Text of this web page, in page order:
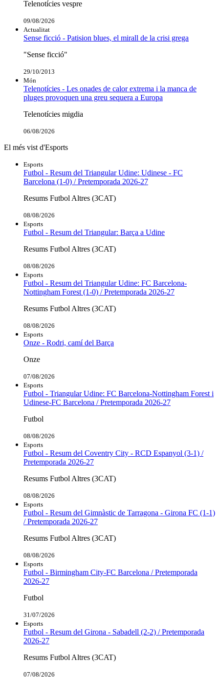
Telenotícies vespre
09/08/2026
Actualitat
Sense ficció - Patision blues, el mirall de la crisi grega
"Sense ficció"
29/10/2013
Món
Telenotícies - Les onades de calor extrema i la manca de
pluges provoquen una greu sequera a Europa
Telenotícies migdia
06/08/2026
El més vist d'Esports
Esports
Futbol - Resum del Triangular Udine: Udinese - FC
Barcelona (1-0) / Pretemporada 2026-27
Resums Futbol Altres (3CAT)
08/08/2026
Esports
Futbol - Resum del Triangular: Barça a Udine
Resums Futbol Altres (3CAT)
08/08/2026
Esports
Futbol - Resum del Triangular Udine: FC Barcelona-
Nottingham Forest (1-0) / Pretemporada 2026-27
Resums Futbol Altres (3CAT)
08/08/2026
Esports
Onze - Rodri, camí del Barça
Onze
07/08/2026
Esports
Futbol - Triangular Udine: FC Barcelona-Nottingham Forest i
Udinese-FC Barcelona / Pretemporada 2026-27
Futbol
08/08/2026
Esports
Futbol - Resum del Coventry City - RCD Espanyol (3-1) /
Pretemporada 2026-27
Resums Futbol Altres (3CAT)
08/08/2026
Esports
Futbol - Resum del Gimnàstic de Tarragona - Girona FC (1-1)
/ Pretemporada 2026-27
Resums Futbol Altres (3CAT)
08/08/2026
Esports
Futbol - Birmingham City-FC Barcelona / Pretemporada
2026-27
Futbol
31/07/2026
Esports
Futbol - Resum del Girona - Sabadell (2-2) / Pretemporada
2026-27
Resums Futbol Altres (3CAT)
07/08/2026